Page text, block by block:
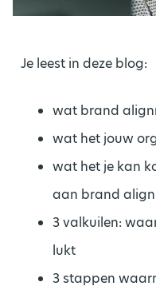
Je leest in deze blog:
wat brand
wat het jouw
wat het je kan
aan brand
3 valkuilen:
lukt
3 stappen